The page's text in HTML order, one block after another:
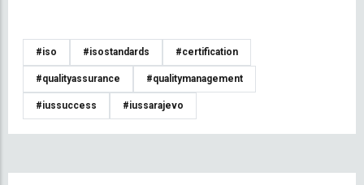
#iso #isostandards #certification
#qualityassurance #qualitymanagement
#iussuccess #iussarajevo